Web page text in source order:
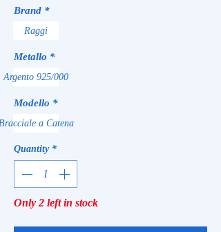
Brand *
Raggi
Metallo *
Argento 925/000
Modello *
a Catena
Quantity *
Only 2 left in stock